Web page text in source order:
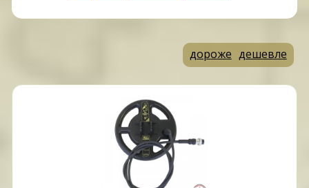
дороже дешевле